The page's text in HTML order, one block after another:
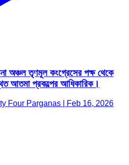
অঞ্চল তৃণমূল কংগ্রেসের পক্ষ থেকে
আতমা প্রকল্পের আধিকারিক।
Four Parganas | Feb 16, 2026